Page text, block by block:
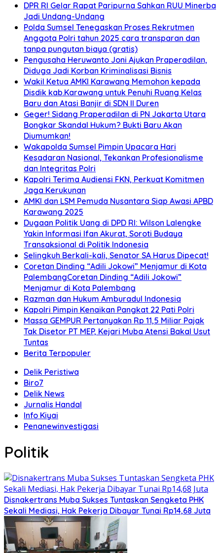
DPR RI Gelar Rapat Paripurna Sahkan RUU Minerba
Jadi Undang-Undang
Polda Sumsel Tenegaskan Proses Rekrutmen
Anggota Polri tahun 2025 cara transparan dan
tanpa pungutan biaya (gratis)
Pengusaha Heruwanto Joni Ajukan Praperadilan,
Diduga Jadi Korban Kriminalisasi Bisnis
Wakil Ketua AMKI Karawang Memohon kepada
Disdik kab.Karawang untuk Penuhi Ruang Kelas
Baru dan Atasi Banjir di SDN II Duren
Geger! Sidang Praperadilan di PN Jakarta Utara
Bongkar Skandal Hukum? Bukti Baru Akan
Diumumkan!
Wakapolda Sumsel Pimpin Upacara Hari
Kesadaran Nasional, Tekankan Profesionalisme
dan Integritas Polri
Kapolri Terima Audiensi FKN, Perkuat Komitmen
Jaga Kerukunan
AMKI dan LSM Pemuda Nusantara Siap Awasi APBD
Karawang 2025
Dugaan Politik Uang di DPD RI: Wilson Lalengke
Yakin Informasi Ifan Akurat, Soroti Budaya
Transaksional di Politik Indonesia
Selingkuh Berkali-kali, Senator SA Harus Dipecat!
Coretan Dinding “Adili Jokowi” Menjamur di Kota
PalembangCoretan Dinding “Adili Jokowi”
Menjamur di Kota Palembang
Razman dan Hukum Amburadul Indonesia
Kapolri Pimpin Kenaikan Pangkat 22 Pati Polri
Massa GEMPUR Pertanyakan Rp 11,5 Miliar Pajak
Tak Disetor PT MEP, Kejari Muba Atensi Bakal Usut
Tuntas
Berita Terpopuler
Delik Peristiwa
Biro7
Delik News
Jurnalis Handal
Info Kiyai
Penanewinvestigasi
Politik
Disnakertrans Muba Sukses Tuntaskan Sengketa PHK
Sekali Mediasi, Hak Pekerja Dibayar Tunai Rp14,68 Juta